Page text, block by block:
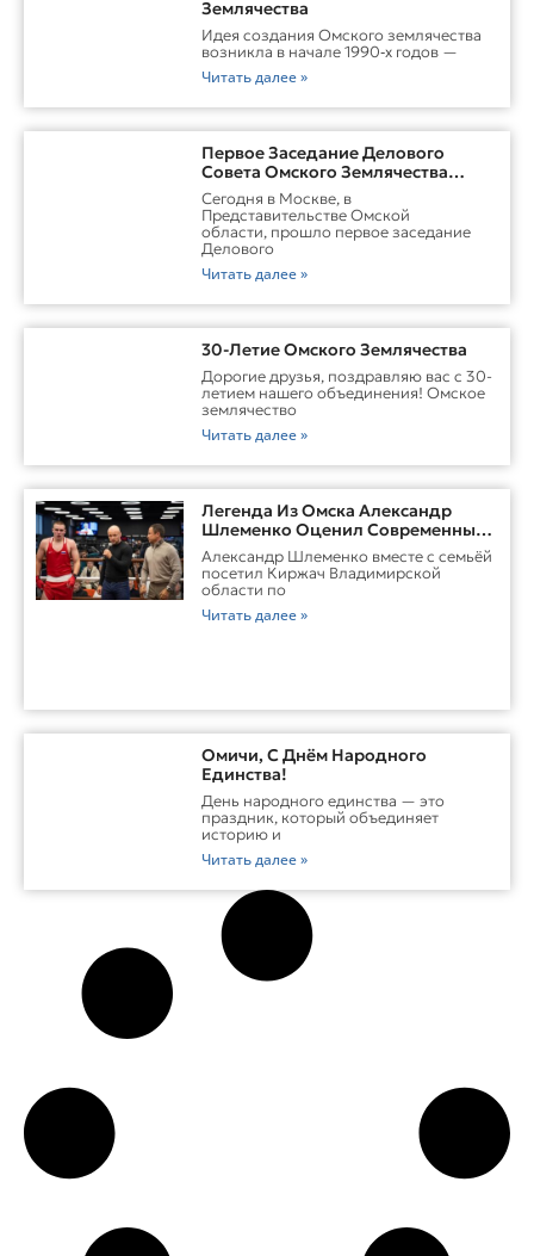
Землячества
Идея создания Омского землячества
возникла в начале 1990‑х годов —
Читать далее »
Первое Заседание Делового
Совета Омского Землячества
Прошло С Участием Губернатора
Омской Области
Сегодня в Москве, в
Представительстве Омской
области, прошло первое заседание
Делового
Читать далее »
30-Летие Омского Землячества
Дорогие друзья, поздравляю вас с 30-
летием нашего объединения! Омское
землячество
Читать далее »
Легенда Из Омска Александр
Шлеменко Оценил Современные
Заводы Холдинга «Русклимат» И
Перспективы ММА В Киржаче
Александр Шлеменко вместе с семьёй
посетил Киржач Владимирской
области по
Читать далее »
Омичи, С Днём Народного
Единства!
День народного единства — это
праздник, который объединяет
историю и
Читать далее »